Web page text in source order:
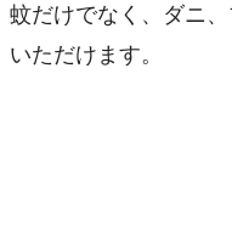
蚊だけでなく、ダニ
いただけます。